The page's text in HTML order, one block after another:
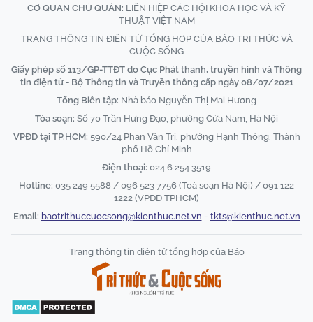
CƠ QUAN CHỦ QUẢN: LIÊN HIỆP CÁC HỘI KHOA HỌC VÀ KỸ
THUẬT VIỆT NAM
TRANG THÔNG TIN ĐIỆN TỬ TỔNG HỢP CỦA BÁO TRI THỨC VÀ
CUỘC SỐNG
Giấy phép số 113/GP-TTĐT do Cục Phát thanh, truyền hình và Thông
tin điện tử - Bộ Thông tin và Truyền thông cấp ngày 08/07/2021
Tổng Biên tập: Nhà báo Nguyễn Thị Mai Hương
Tòa soạn: Số 70 Trần Hưng Đạo, phường Cửa Nam, Hà Nội
VPĐD tại TP.HCM: 590/24 Phan Văn Trị, phường Hạnh Thông, Thành
phố Hồ Chí Minh
Điện thoại: 024 6 254 3519
Hotline: 035 249 5588 / 096 523 7756 (Toà soạn Hà Nội) / 091 122
1222 (VPĐD TPHCM)
Email: baotrithuccuocsong@kienthuc.net.vn - tkts@kienthuc.net.vn
Trang thông tin điện tử tổng hợp của Báo